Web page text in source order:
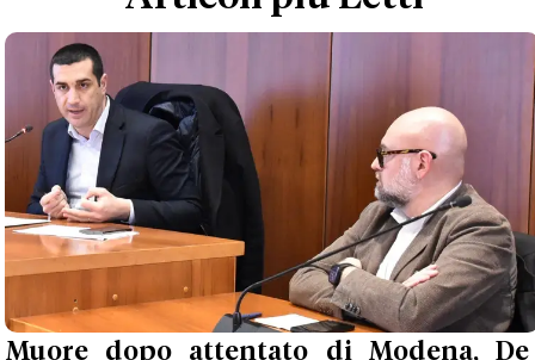
Muore dopo attentato di Modena, De